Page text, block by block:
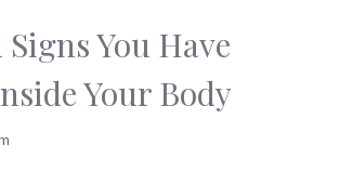
You Have
Your Body